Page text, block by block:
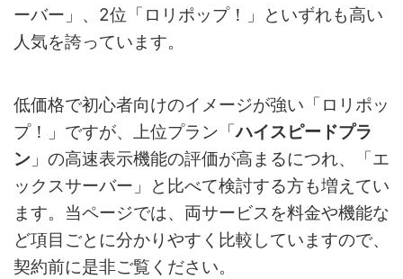
ーバー」、2位「ロリポップ！」といずれも高い
人気を誇っています。
低価格で初心者向けのイメージが強い「ロリポッ
プ！」ですが、上位プラン「ハイスピードプラ
ン 」の高速表示機能の評価が高まるにつれ、「エ
ックスサーバー」と比べて検討する方も増えてい
ます。当ページでは、両サービスを料金や機能な
ど項目ごとに分かりやすく比較していますので、
契約前に是非ご覧ください。